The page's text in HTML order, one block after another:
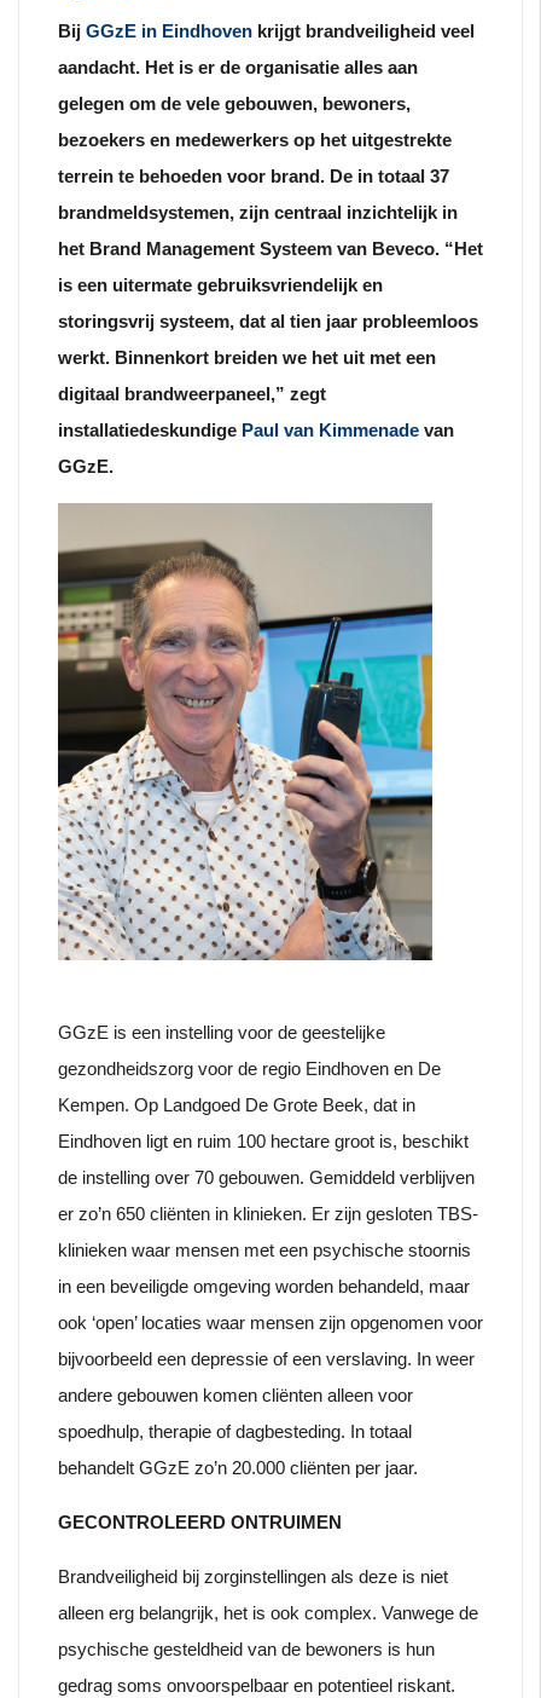
Bij GGzE in Eindhoven krijgt brandveiligheid veel
aandacht. Het is er de organisatie alles aan
gelegen om de vele gebouwen, bewoners,
bezoekers en medewerkers op het uitgestrekte
terrein te behoeden voor brand. De in totaal 37
brandmeldsystemen, zijn centraal inzichtelijk in
het Brand Management Systeem van Beveco. “Het
is een uitermate gebruiksvriendelijk en
storingsvrij systeem, dat al tien jaar probleemloos
werkt. Binnenkort breiden we het uit met een
digitaal brandweerpaneel,” zegt
installatiedeskundige Paul van Kimmenade van
GGzE.
GGzE is een instelling voor de geestelijke
gezondheidszorg voor de regio Eindhoven en De
Kempen. Op Landgoed De Grote Beek, dat in
Eindhoven ligt en ruim 100 hectare groot is, beschikt
de instelling over 70 gebouwen. Gemiddeld verblijven
er zo’n 650 cliënten in klinieken. Er zijn gesloten TBS-
klinieken waar mensen met een psychische stoornis
in een beveiligde omgeving worden behandeld, maar
ook ‘open’ locaties waar mensen zijn opgenomen voor
bijvoorbeeld een depressie of een verslaving. In weer
andere gebouwen komen cliënten alleen voor
spoedhulp, therapie of dagbesteding. In totaal
behandelt GGzE zo’n 20.000 cliënten per jaar.
GECONTROLEERD ONTRUIMEN
Brandveiligheid bij zorginstellingen als deze is niet
alleen erg belangrijk, het is ook complex. Vanwege de
psychische gesteldheid van de bewoners is hun
gedrag soms onvoorspelbaar en potentieel riskant.